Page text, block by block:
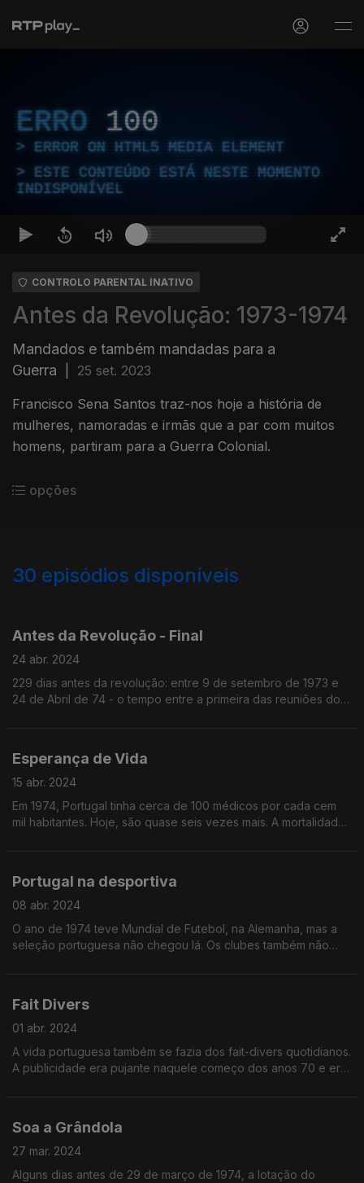
ERRO 100
ERROR ON HTML5 MEDIA ELEMENT
ESTE CONTEÚDO ESTÁ NESTE MOMENTO
INDISPONÍVEL
CONTROLO PARENTAL INATIVO
Antes da Revolução: 1973-1974
Mandados e também mandadas para a
Guerra
25 set. 2023
Francisco Sena Santos traz-nos hoje a história de
mulheres, namoradas e irmãs que a par com muitos
homens, partiram para a Guerra Colonial.
opções
30 episódios disponíveis
Antes da Revolução - Final
24 abr. 2024
229 dias antes da revolução: entre 9 de setembro de 1973 e
24 de Abril de 74 - o tempo entre a primeira das reuniões dos
Esperança de Vida
15 abr. 2024
Em 1974, Portugal tinha cerca de 100 médicos por cada cem
mil habitantes. Hoje, são quase seis vezes mais. A mortalidade
Portugal na desportiva
08 abr. 2024
O ano de 1974 teve Mundial de Futebol, na Alemanha, mas a
seleção portuguesa não chegou lá. Os clubes também não
Fait Divers
01 abr. 2024
A vida portuguesa também se fazia dos fait-divers quotidianos.
A publicidade era pujante naquele começo dos anos 70 e era
Soa a Grândola
27 mar. 2024
Alguns dias antes de 29 de março de 1974, a lotação do